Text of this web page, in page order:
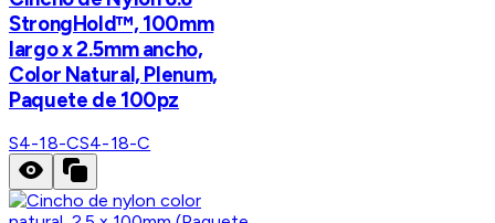
StrongHold™, 100mm
largo x 2.5mm ancho,
Color Natural, Plenum,
Paquete de 100pz
S4-18-CS4-18-C